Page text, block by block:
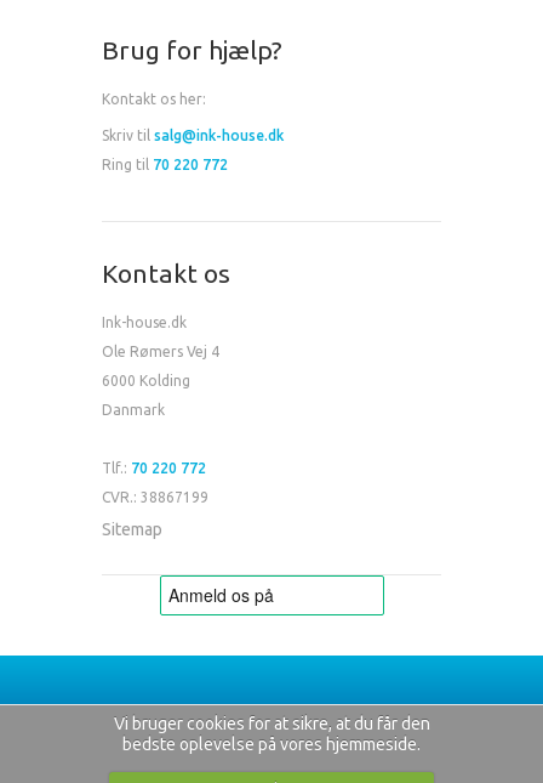
Brug for hjælp?
Kontakt os her:
Skriv til salg@ink-house.dk
Ring til 70 220 772
Kontakt os
Ink-house.dk
Ole Rømers Vej 4
6000 Kolding
Danmark
Tlf.: 70 220 772
CVR.: 38867199
Sitemap
Vi bruger cookies for at sikre, at du får den
bedste oplevelse på vores hjemmeside.